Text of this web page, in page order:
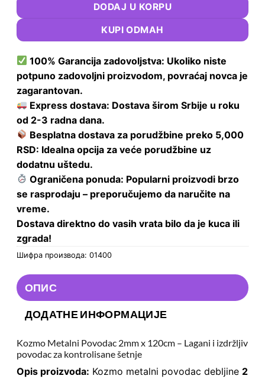
DODAJ U KORPU
KUPI ODMAH
100% Garancija zadovoljstva: Ukoliko niste
potpuno zadovoljni proizvodom, povraćaj novca je
zagarantovan.
Express dostava: Dostava širom Srbije u roku
od 2-3 radna dana.
Besplatna dostava za porudžbine preko 5,000
RSD: Idealna opcija za veće porudžbine uz
dodatnu uštedu.
Ograničena ponuda: Popularni proizvodi brzo
se rasprodaju – preporučujemo da naručite na
vreme.
Dostava direktno do vasih vrata bilo da je kuca ili
zgrada!
Шифра производа: 01400
ОПИС
ДОДАТНЕ ИНФОРМАЦИЈЕ
Kozmo Metalni Povodac 2mm x 120cm – Lagani i izdržljiv
povodac za kontrolisane šetnje
Opis proizvoda: Kozmo metalni povodac debljine 2